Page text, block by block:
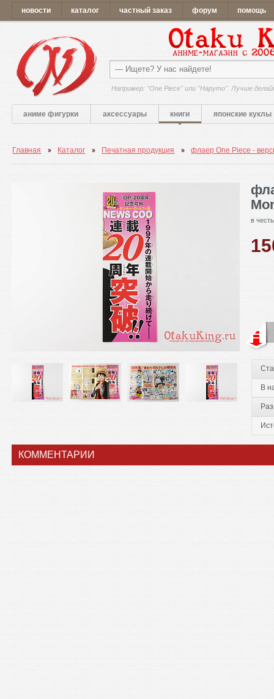
новости каталог частный заказ форум помощь
Например: "One Piece" или "Наруто". Лучше
аниме фигурки аксессуары книги японские куклы
Главная Каталог Печатная продукция флаер One Piece -
в
В
КОММЕНТАРИИ